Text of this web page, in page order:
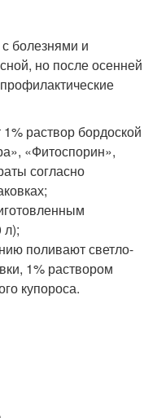
болезнями и
но после осенней
раствор бордоской
«Фитоспорин»,
согласно
л);
поливают светло-
1% раствором
купороса.